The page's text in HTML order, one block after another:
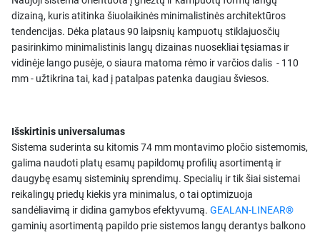
dizainą, kuris atitinka šiuolaikinės minimalistinės architektūros
tendencijas. Dėka plataus 90 laipsnių kampuotų stiklajuosčių
pasirinkimo minimalistinis langų dizainas nuosekliai tęsiamas ir
vidinėje lango pusėje, o siaura matoma rėmo ir varčios dalis - 110
mm - užtikrina tai, kad į patalpas patenka daugiau šviesos.
Išskirtinis universalumas
Sistema suderinta su kitomis 74 mm montavimo pločio sistemomis,
galima naudoti platų esamų papildomų profilių asortimentą ir
daugybę esamų sisteminių sprendimų. Specialių ir tik šiai sistemai
reikalingų priedų kiekis yra minimalus, o tai optimizuoja
sandėliavimą ir didina gamybos efektyvumą. GEALAN-LINEAR®
gaminių asortimentą papildo prie sistemos langų derantys balkono